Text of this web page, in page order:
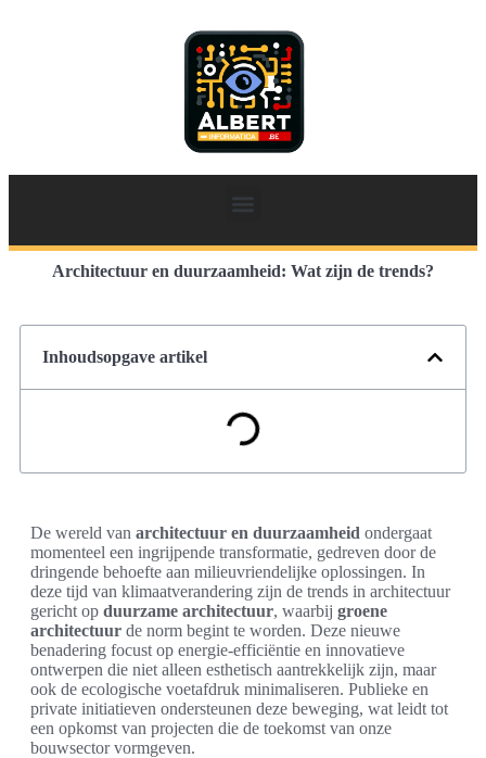
Architectuur en duurzaamheid: Wat zijn de trends?
Inhoudsopgave artikel
De wereld van architectuur en duurzaamheid ondergaat
momenteel een ingrijpende transformatie, gedreven door de
dringende behoefte aan milieuvriendelijke oplossingen. In
deze tijd van klimaatverandering zijn de trends in architectuur
gericht op duurzame architectuur, waarbij groene
architectuur de norm begint te worden. Deze nieuwe
benadering focust op energie-efficiëntie en innovatieve
ontwerpen die niet alleen esthetisch aantrekkelijk zijn, maar
ook de ecologische voetafdruk minimaliseren. Publieke en
private initiatieven ondersteunen deze beweging, wat leidt tot
een opkomst van projecten die de toekomst van onze
bouwsector vormgeven.